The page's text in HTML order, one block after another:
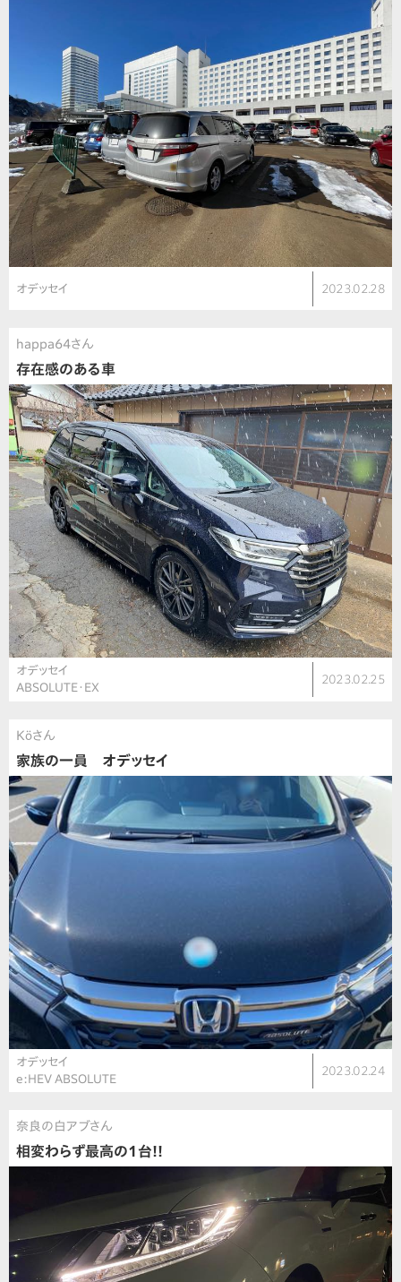
オデッセイ 2023.02.28
happa64さん
存在感のある車
オデッセイ
ABSOLUTE・EX
2023.02.25
Köさん
家族の一員 オデッセイ
オデッセイ
e:HEV ABSOLUTE
2023.02.24
奈良の白アブさん
相変わらず最高の1台!!